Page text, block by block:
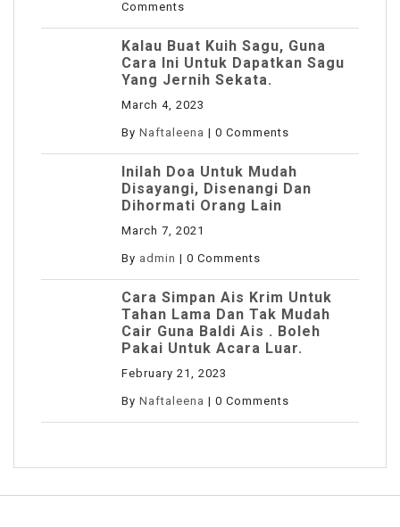
Comments
Kalau Buat Kuih Sagu, Guna
Cara Ini Untuk Dapatkan Sagu
Yang Jernih Sekata.
March 4, 2023
By Naftaleena | 0 Comments
Inilah Doa Untuk Mudah
Disayangi, Disenangi Dan
Dihormati Orang Lain
March 7, 2021
By admin | 0 Comments
Cara Simpan Ais Krim Untuk
Tahan Lama Dan Tak Mudah
Cair Guna Baldi Ais . Boleh
Pakai Untuk Acara Luar.
February 21, 2023
By Naftaleena | 0 Comments